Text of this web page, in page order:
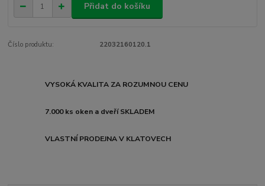
Přidat do košíku
Číslo produktu: 22032160120.1
VYSOKÁ KVALITA ZA ROZUMNOU CENU
7.000 ks oken a dveří SKLADEM
VLASTNÍ PRODEJNA V KLATOVECH